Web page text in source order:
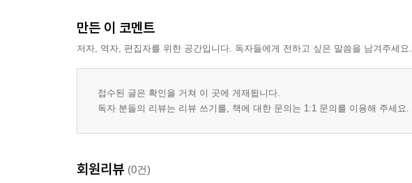
만든 이 코멘트
저자, 역자, 편집자를 위한 공간입니다. 독자들에게 전하고 싶은 말씀을 남겨주세요.
접수된 글은 확인을 거쳐 이 곳에 게재됩니다.
독자 분들의 리뷰는 리뷰 쓰기를, 책에 대한 문의는 1:1 문의를 이용해 주세요.
회원리뷰 (0건)